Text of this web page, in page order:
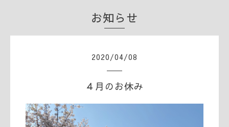
お知らせ
2020/04/08
４月のお休み